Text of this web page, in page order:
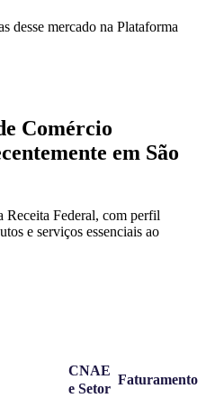
desse mercado na Plataforma
Comércio
em São
Receita Federal, com perfil
e serviços essenciais ao
CNAE
e Setor
Faturamento